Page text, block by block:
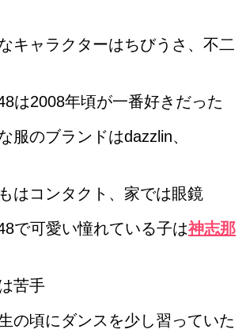
キャラクターはちびうさ、不二
は2008年頃が一番好きだった
服のブランドはdazzlin、
はコンタクト、家では眼鏡
で可愛い憧れている子は神志那
苦手
の頃にダンスを少し習っていた